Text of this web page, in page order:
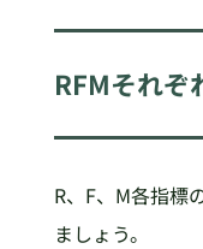
RFMそれぞ
R、F、M各指標
ましょう。